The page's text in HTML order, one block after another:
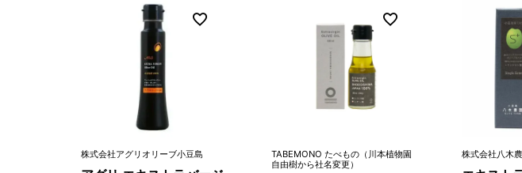
株式会社アグリオリーブ小豆島
TABEMONO たべもの（川本植物園
自由樹から社名変更）
株式会社八木